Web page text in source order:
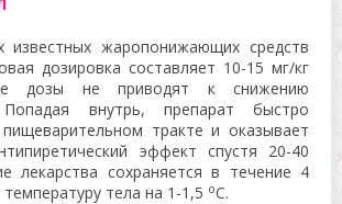
жаропонижающих средств
дозировка составляет 10-15 мг/кг
дозы не приводят к снижению
Попадая внутрь, препарат быстро
тракте и оказывает
эффект спустя 20-40
лекарства сохраняется в течение 4
тела на 1-1,5 оС.